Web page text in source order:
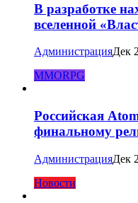
В разработке
вселенной
АдминистрацияДек
MMORPG
Российская
финальному
АдминистрацияДек
Новости